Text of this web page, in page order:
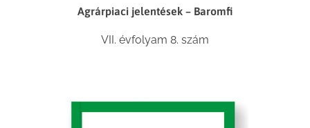
Agrárpiaci jelentések – Baromfi
VII. évfolyam 8. szám